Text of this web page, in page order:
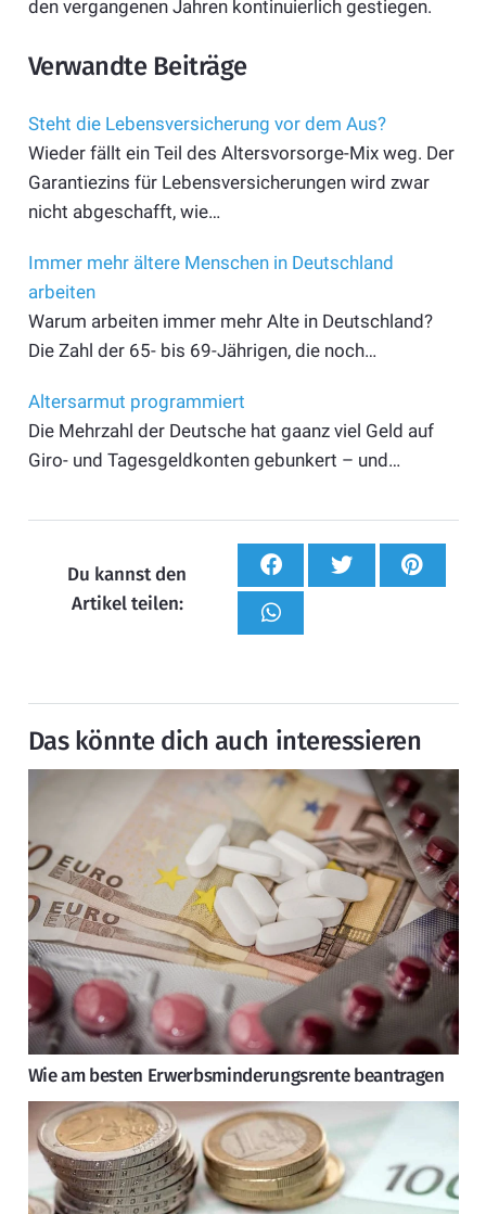
den vergangenen Jahren kontinuierlich gestiegen.
Verwandte Beiträge
Steht die Lebensversicherung vor dem Aus?
Wieder fällt ein Teil des Altersvorsorge-Mix weg. Der
Garantiezins für Lebensversicherungen wird zwar
nicht abgeschafft, wie…
Immer mehr ältere Menschen in Deutschland
arbeiten
Warum arbeiten immer mehr Alte in Deutschland?
Die Zahl der 65- bis 69-Jährigen, die noch…
Altersarmut programmiert
Die Mehrzahl der Deutsche hat gaanz viel Geld auf
Giro- und Tagesgeldkonten gebunkert – und…
Du kannst den
Artikel teilen:
Das könnte dich auch interessieren
Wie am besten Erwerbsminderungsrente beantragen